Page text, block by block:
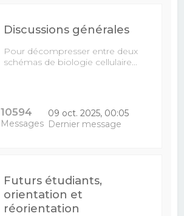
Discussions générales
Pour décompresser entre deux
schémas de biologie cellulaire...
10594
Messages
09 oct. 2025, 00:05
Dernier message
Futurs étudiants,
orientation et
réorientation